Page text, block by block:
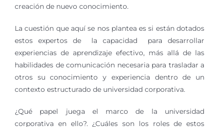
creación de nuevo conocimiento.
La cuestión que aquí se nos plantea es si están dotados
estos expertos de la capacidad para desarrollar
experiencias de aprendizaje efectivo, más allá de las
habilidades de comunicación necesaria para trasladar a
otros su conocimiento y experiencia dentro de un
contexto estructurado de universidad corporativa.
¿Qué papel juega el marco de la universidad
corporativa en ello?. ¿Cuáles son los roles de estos